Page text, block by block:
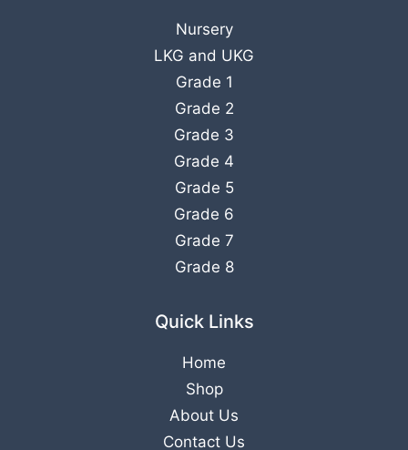
Nursery
LKG and UKG
Grade 1
Grade 2
Grade 3
Grade 4
Grade 5
Grade 6
Grade 7
Grade 8
Quick Links
Home
Shop
About Us
Contact Us